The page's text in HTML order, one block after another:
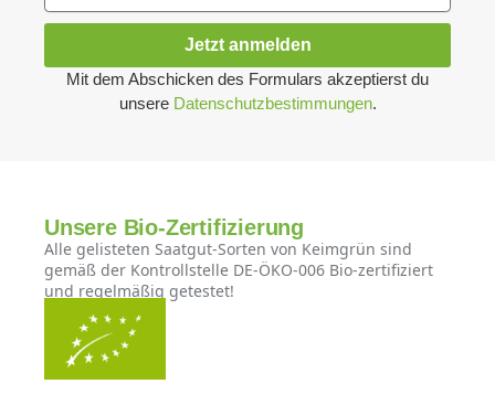
Jetzt anmelden
Mit dem Abschicken des Formulars akzeptierst du
unsere Datenschutzbestimmungen.
Unsere Bio-Zertifizierung
Alle gelisteten Saatgut-Sorten von Keimgrün sind
gemäß der Kontrollstelle DE-ÖKO-006 Bio-zertifiziert
und regelmäßig getestet!